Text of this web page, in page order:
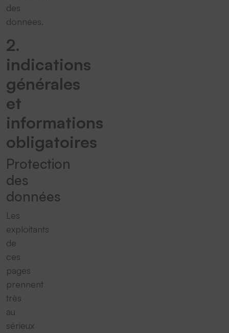
des
données.
2.
indications
générales
et
informations
obligatoires
Protection
des
données
Les
exploitants
de
ces
pages
prennent
très
au
sérieux